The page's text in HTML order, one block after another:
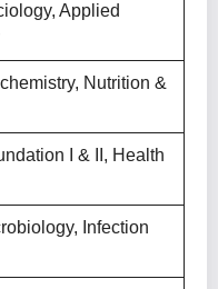
Applied
Nutrition &
I & II, Health
Infection